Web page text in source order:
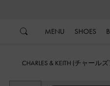
MENU SHOES
CHARLES & KEITH (チャール